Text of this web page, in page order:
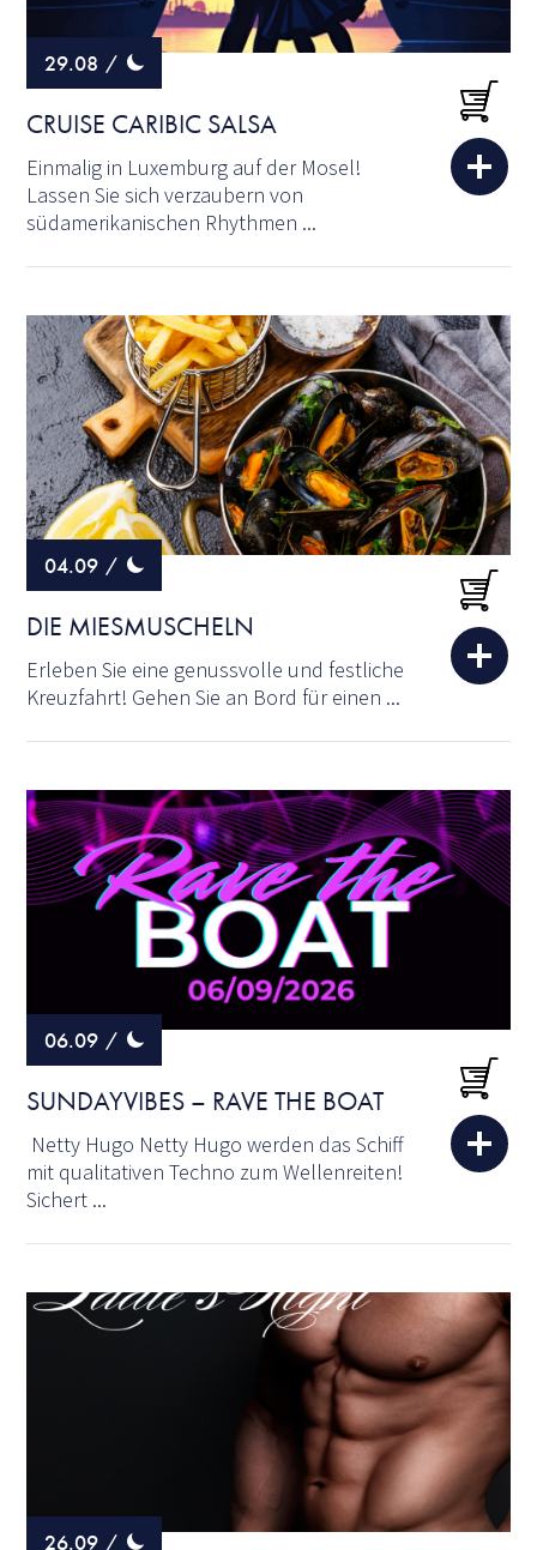
29.08 /
CRUISE CARIBIC SALSA
Einmalig in Luxemburg auf der Mosel!
Lassen Sie sich verzaubern von
südamerikanischen Rhythmen ...
04.09 /
DIE MIESMUSCHELN
Erleben Sie eine genussvolle und festliche
Kreuzfahrt! Gehen Sie an Bord für einen ...
06.09 /
SUNDAYVIBES – RAVE THE BOAT
Netty Hugo Netty Hugo werden das Schiff
mit qualitativen Techno zum Wellenreiten!
Sichert ...
26.09 /